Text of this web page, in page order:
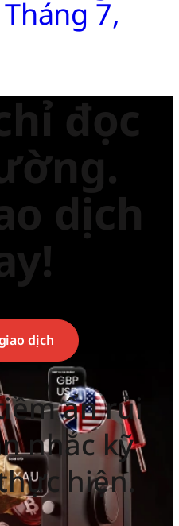
7,
đọc
dịch
dịch
ẩn rủi
nhắc kỹ
hiện.